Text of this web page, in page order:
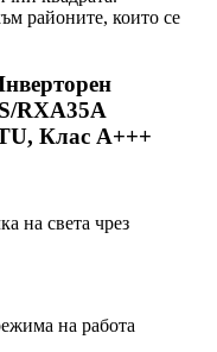
районите, които се
RXA35A
Клас A+++
на света чрез
на работа